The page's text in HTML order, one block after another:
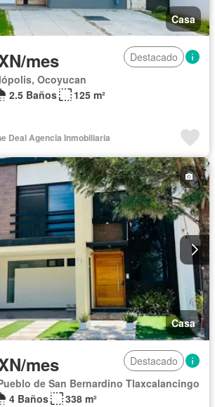
Casa
mes
Destacado
Ocoyucan
2.5 Baños
125 m²
Deal Agencia Inmobiliaria
Casa
mes
Destacado
de San Bernardino Tlaxcalancingo
4 Baños
338 m²